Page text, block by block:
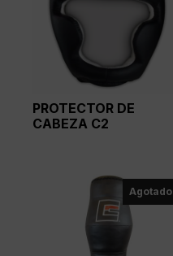
PROTECTOR DE
CABEZA C2
Agotado